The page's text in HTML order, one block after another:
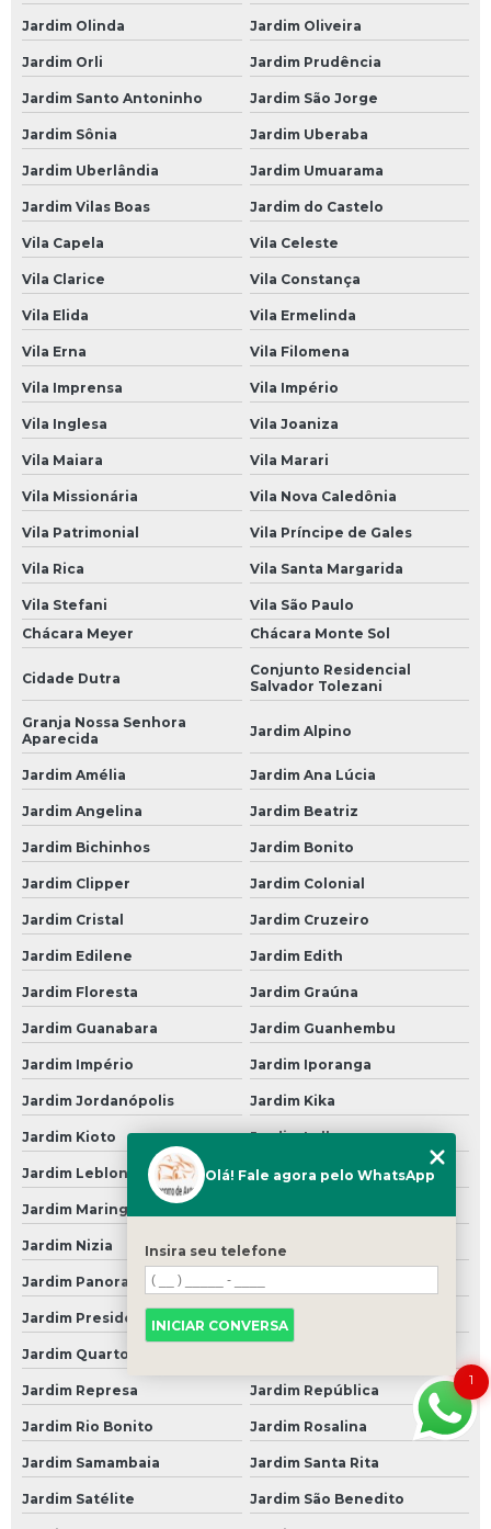
Revisão Veicular na Zona Norte
Revisão Veicular na Zona Oeste
Revisão Veicular na Zona Sul
Revisão Veicular no Morumbi
Suspensão para Carros
Suspensão a Ar Carro
Suspensão a Ar de Carro
Suspensão Carro
Suspensão Carro Antigo
Suspensão Carro de Arrancada
Suspensão Carro de Corrida
Suspensão Carro Francês
Suspensão Carro Importado
Suspensão Carro Manutenção
Suspensão de Carro Francês
Suspensão de um Carro
Suspensão Hidráulica Carro
Suspensão Hidráulica Carro Importado
Suspensão Hidráulica de Carro
Suspensão Hidráulica de Carro Importado
Suspensão Hidráulica para Carro
Suspensão Hidráulica para Carro de Luxo
Suspensão para Carro Antigo
Suspensão para Carro Blindado
Suspensão para Carro de Arrancada
Suspensão para Carro Francês
Suspensão para Carro Popular
Suspensão Pneumática Carro
Suspensão Pneumática de Carro
Suspensão Pneumática para Carro
Troca de óleos
Troca de óleo
Troca de óleo 24 Horas
Troca de óleo a Domicilio
Troca de óleo a Vacuo
Jardim Olinda Jardim Oliveira
Jardim Orli Jardim Prudência
Jardim Santo Antoninho Jardim São Jorge
Jardim Sônia Jardim Uberaba
Jardim Uberlândia Jardim Umuarama
Jardim Vilas Boas Jardim do Castelo
Vila Capela Vila Celeste
Vila Clarice Vila Constança
Vila Elida Vila Ermelinda
Vila Erna Vila Filomena
Vila Imprensa Vila Império
Vila Inglesa Vila Joaniza
Vila Maiara Vila Marari
Vila Missionária Vila Nova Caledônia
Vila Patrimonial Vila Príncipe de Gales
Vila Rica Vila Santa Margarida
Vila Stefani
Vila São Paulo
Chácara Meyer
Chácara Monte Sol
Cidade Dutra
Conjunto Residencial
Salvador Tolezani
Granja Nossa Senhora
Aparecida
Jardim Alpino
Jardim Amélia Jardim Ana Lúcia
Jardim Angelina Jardim Beatriz
Jardim Bichinhos Jardim Bonito
Jardim Clipper Jardim Colonial
Jardim Cristal Jardim Cruzeiro
Jardim Edilene Jardim Edith
Jardim Floresta Jardim Graúna
Jardim Guanabara Jardim Guanhembu
Jardim Império Jardim Iporanga
Jardim Jordanópolis Jardim Kika
Jardim Kioto Jardim Lallo
Jardim Leblon Jardim Marcel
Jardim Maringá
Jardim Nizia Jardim Orion
Jardim Panorama
Jardim Presidente Jardim Primavera
Jardim Quarto Centenário
Jardim Represa Jardim República
Jardim Rio Bonito Jardim Rosalina
Jardim Samambaia Jardim Santa Rita
Jardim Satélite Jardim São Benedito
1
Olá! Fale agora pelo WhatsApp
Insira seu telefone
INICIAR CONVERSA